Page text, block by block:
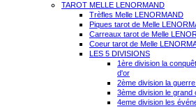
TAROT MELLE LENORMAND
Trèfles Melle LENORMAND
Piques tarot de Melle
Carreaux tarot de Melle
Coeur tarot de Melle
LES 5 DIVISIONS
1ère division la
d'or
2ème division la
3ème division le grand
4eme division les